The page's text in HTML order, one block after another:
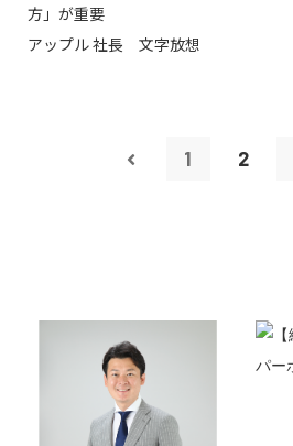
方」が重要
アップル 社長 文字放想
1 2